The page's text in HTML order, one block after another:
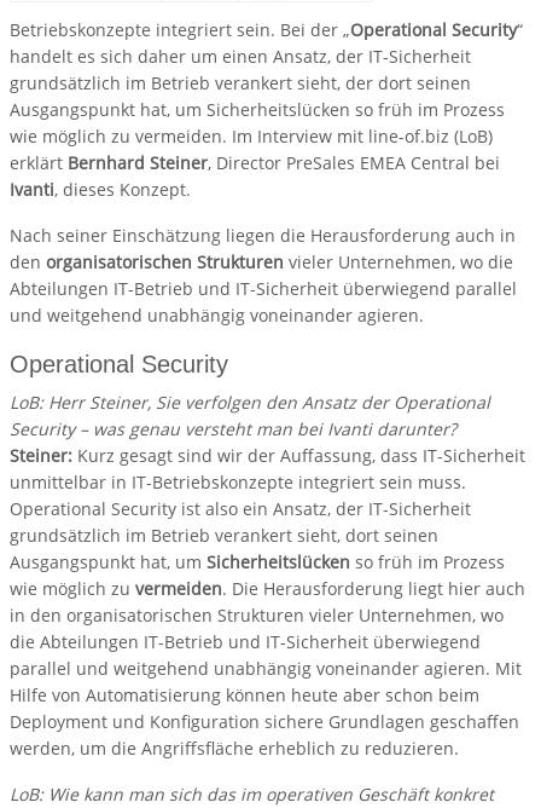
Betriebskonzepte integriert sein. Bei der „Operational Security“
handelt es sich daher um einen Ansatz, der IT-Sicherheit
grundsätzlich im Betrieb verankert sieht, der dort seinen
Ausgangspunkt hat, um Sicherheitslücken so früh im Prozess
wie möglich zu vermeiden. Im Interview mit line-of.biz (LoB)
erklärt Bernhard Steiner, Director PreSales EMEA Central bei
Ivanti, dieses Konzept.
Nach seiner Einschätzung liegen die Herausforderung auch in
den organisatorischen Strukturen vieler Unternehmen, wo die
Abteilungen IT-Betrieb und IT-Sicherheit überwiegend parallel
und weitgehend unabhängig voneinander agieren.
Operational Security
LoB: Herr Steiner, Sie verfolgen den Ansatz der Operational
Security – was genau versteht man bei Ivanti darunter?
Steiner: Kurz gesagt sind wir der Auffassung, dass IT-Sicherheit
unmittelbar in IT-Betriebskonzepte integriert sein muss.
Operational Security ist also ein Ansatz, der IT-Sicherheit
grundsätzlich im Betrieb verankert sieht, dort seinen
Ausgangspunkt hat, um Sicherheitslücken so früh im Prozess
wie möglich zu vermeiden. Die Herausforderung liegt hier auch
in den organisatorischen Strukturen vieler Unternehmen, wo
die Abteilungen IT-Betrieb und IT-Sicherheit überwiegend
parallel und weitgehend unabhängig voneinander agieren. Mit
Hilfe von Automatisierung können heute aber schon beim
Deployment und Konfiguration sichere Grundlagen geschaffen
werden, um die Angriffsfläche erheblich zu reduzieren.
LoB: Wie kann man sich das im operativen Geschäft konkret